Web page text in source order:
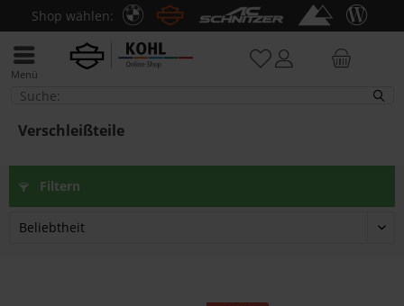
Shop wählen:
Menü
Verschleißteile
Verschleißteile
Filtern